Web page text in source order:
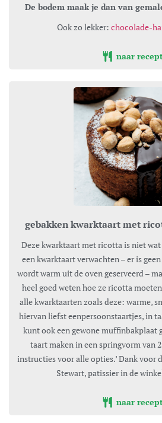
De bodem maak je dan van
Ook zo lekker: chocolade-
naar recept
gebakken kwarktaart met
Deze kwarktaart met ricotta is niet wat de meeste mensen van
een kwarktaart verwachten – er is
wordt warm uit de oven geserveerd –
heel goed weten hoe ze ricotta
alle kwarktaarten zoals deze: warme,
hiervan liefst eenpersoonstaartjes, in
kunt ook een gewone muffinbakplaat
taart maken in een springvorm van
instructies voor alle opties.’ Dank voor
Stewart, patissier in de
naar recept